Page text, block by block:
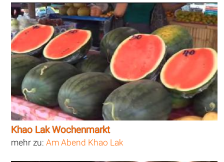
Khao Lak Wochenmarkt
mehr zu:Am Abend Khao Lak